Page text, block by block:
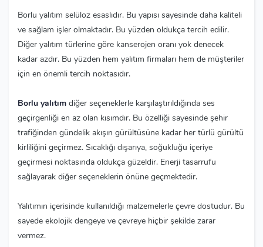
Borlu yalıtım selüloz esaslıdır. Bu yapısı sayesinde daha kaliteli
ve sağlam işler olmaktadır. Bu yüzden oldukça tercih edilir.
Diğer yalıtım türlerine göre kanserojen oranı yok denecek
kadar azdır. Bu yüzden hem yalıtım firmaları hem de müşteriler
için en önemli tercih noktasıdır.
Borlu yalıtım diğer seçeneklerle karşılaştırıldığında ses
geçirgenliği en az olan kısımdır. Bu özelliği sayesinde şehir
trafiğinden gündelik akışın gürültüsüne kadar her türlü gürültü
kirliliğini geçirmez. Sıcaklığı dışarıya, soğukluğu içeriye
geçirmesi noktasında oldukça güzeldir. Enerji tasarrufu
sağlayarak diğer seçeneklerin önüne geçmektedir.
Yalıtımın içerisinde kullanıldığı malzemelerle çevre dostudur. Bu
sayede ekolojik dengeye ve çevreye hiçbir şekilde zarar
vermez.